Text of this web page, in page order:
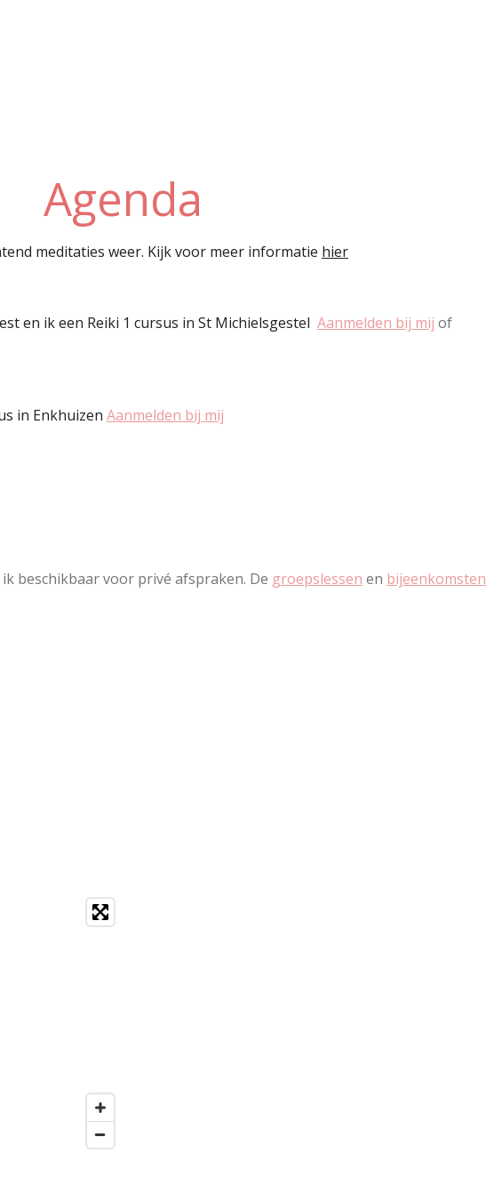
Agenda
meditaties weer. Kijk voor meer informatie hier
en ik een Reiki 1 cursus in St Michielsgestel Aanmelden bij mij of
in Enkhuizen Aanmelden bij mij
beschikbaar voor privé afspraken. De groepslessen en bijeenkomsten